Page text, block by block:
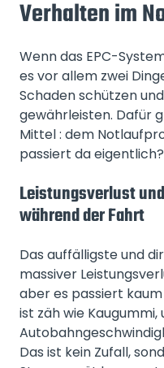
Verhalten im
Wenn das EPC-
es vor allem zwei
Schaden schützen
gewährleisten. Dafür
Mittel : dem
passiert da eigentlich?
Leistungsverlust
während der Fahrt
Das auffälligste und
massiver
aber es passiert
ist zäh wie
Das ist kein Zufall,